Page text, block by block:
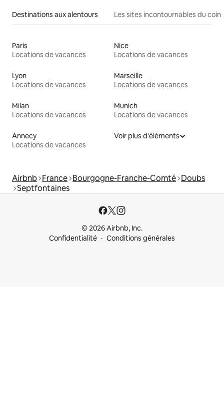
Destinations aux alentours Les sites incontournables du coin
Paris
Locations de vacances
Nice
Locations de vacances
Lyon
Locations de vacances
Marseille
Locations de vacances
Milan
Locations de vacances
Munich
Locations de vacances
Annecy
Locations de vacances
Voir plus d'éléments
Airbnb France Bourgogne-Franche-Comté Doubs
Septfontaines
© 2026 Airbnb, Inc.
Confidentialité
Conditions générales